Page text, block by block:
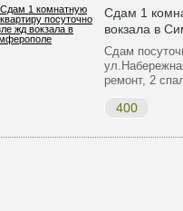
Сдам 1
вокзала в
Сдам
ремонт, 2
400